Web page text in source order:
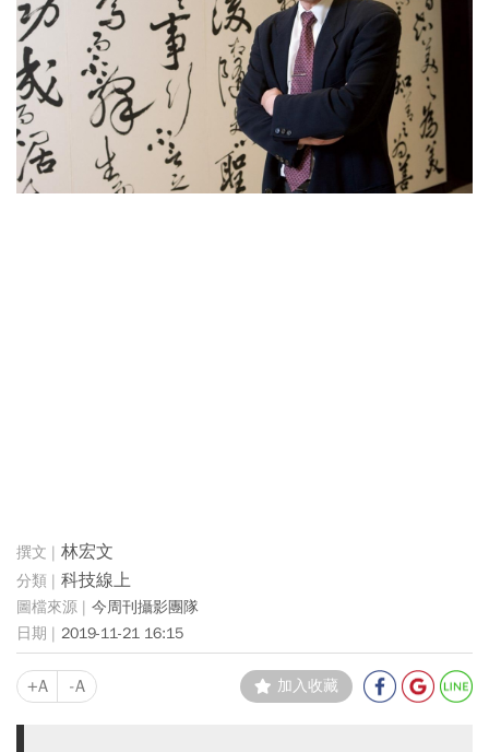
林宏文
科技線上
今周刊攝影團隊
2019-11-21 16:15
+A -A 加入收藏